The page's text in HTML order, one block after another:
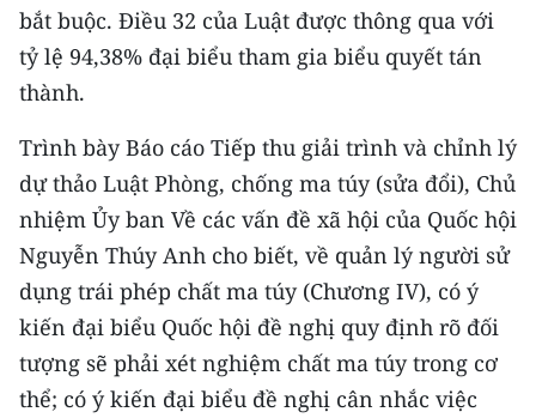
Video
Media Chính trị
Media Kinh tế
Media Văn hóa
Media Xã hội
Media Pháp luật
Media Du lịch
Media Thế giới
bắt buộc. Điều 32 của Luật được thông qua với
tỷ lệ 94,38% đại biểu tham gia biểu quyết tán
thành.
Trình bày Báo cáo Tiếp thu giải trình và chỉnh lý
dự thảo Luật Phòng, chống ma túy (sửa đổi), Chủ
nhiệm Ủy ban Về các vấn đề xã hội của Quốc hội
Nguyễn Thúy Anh cho biết, về quản lý người sử
dụng trái phép chất ma túy (Chương IV), có ý
kiến đại biểu Quốc hội đề nghị quy định rõ đối
tượng sẽ phải xét nghiệm chất ma túy trong cơ
thể; có ý kiến đại biểu đề nghị cân nhắc việc